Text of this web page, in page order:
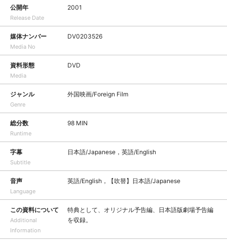
公開年
Release Date
2001
媒体ナンバー
Media No
DV0203526
資料形態
Media
DVD
ジャンル
Genre
外国映画/Foreign Film
総分数
Runtime
98 MIN
字幕
Subtitle
日本語/Japanese，英語/English
音声
Language
英語/English，【吹替】日本語/Japanese
この資料について
Additional
Information
特典として、オリジナル予告編、日本語版劇場予告編
を収録。